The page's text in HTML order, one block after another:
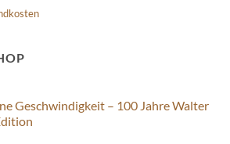
€39,90 €.
Geschwindigkeit – 100 Jahre Walter